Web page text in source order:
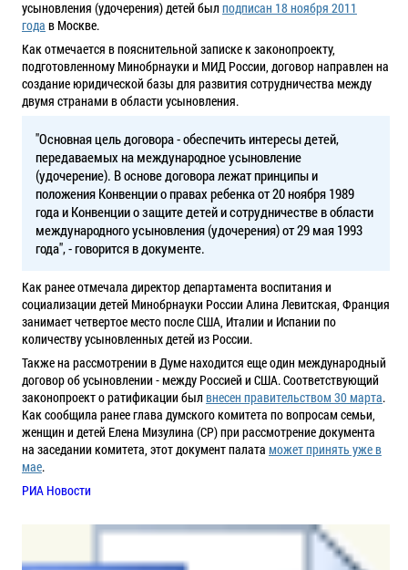
усыновления (удочерения) детей был подписан 18 ноября 2011
года в Москве.
Как отмечается в пояснительной записке к законопроекту,
подготовленному Минобрнауки и МИД России, договор направлен на
создание юридической базы для развития сотрудничества между
двумя странами в области усыновления.
"Основная цель договора - обеспечить интересы детей,
передаваемых на международное усыновление
(удочерение). В основе договора лежат принципы и
положения Конвенции о правах ребенка от 20 ноября 1989
года и Конвенции о защите детей и сотрудничестве в области
международного усыновления (удочерения) от 29 мая 1993
года", - говорится в документе.
Как ранее отмечала директор департамента воспитания и
социализации детей Минобрнауки России Алина Левитская, Франция
занимает четвертое место после США, Италии и Испании по
количеству усыновленных детей из России.
Также на рассмотрении в Думе находится еще один международный
договор об усыновлении - между Россией и США. Соответствующий
законопроект о ратификации был внесен правительством 30 марта.
Как сообщила ранее глава думского комитета по вопросам семьи,
женщин и детей Елена Мизулина (СР) при рассмотрение документа
на заседании комитета, этот документ палата может принять уже в
мае.
РИА Новости